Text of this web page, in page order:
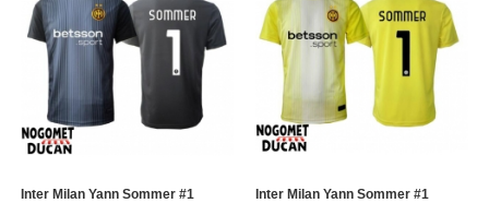
Inter Milan Yann Sommer #1
Inter Milan Yann Sommer #1